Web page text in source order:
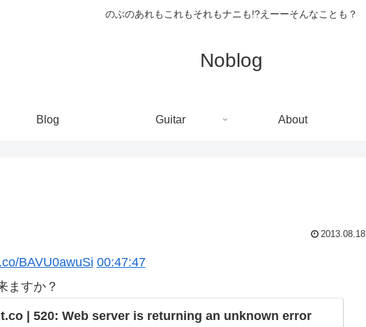
のぶのあれもこれもそれもナニも!?えーーそんなことも？
Noblog
Blog Guitar About
2013.08.18
BAVU0awuSi 00:47:47
ますか？
t.co | 520: Web server is returning an unknown error